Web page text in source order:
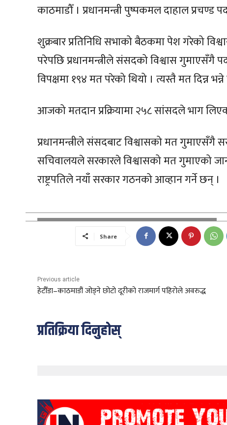
काठमाडौँ । प्रधानमन्त्री पुष्पकमल दाहाल प्रचण्ड
शुक्रबार प्रतिनिधि सभाको बैठकमा पेश गरेको
परेपछि प्रधानमन्त्रीले संसदको विश्वास गुमाएसँगै
विपक्षमा १९४ मत परेको थियो । त्यस्तै मत दिन्न
आजको मतदान प्रक्रियामा २५८ सांसदले भाग
प्रधानमन्त्रीले संसदबाट विश्वासको मत
सचिवालयले सरकारले विश्वासको मत गुमाएको
राष्ट्रपतिले नयाँ सरकार गठनको आव्हान गर्ने छन् ।
Share
Previous article
हेटौँडा–काठमाडौं जोड्ने छोटो दूरीको राजमार्ग पहिरोले अवरुद्ध
प्रतिक्रिया दिनुहोस्